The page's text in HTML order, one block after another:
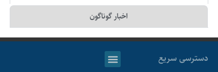
اخبار گوناگون
دسترسی سریع